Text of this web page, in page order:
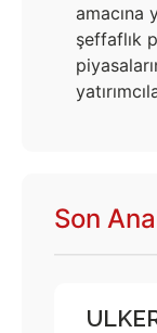
amacına
şeffaflık
Son